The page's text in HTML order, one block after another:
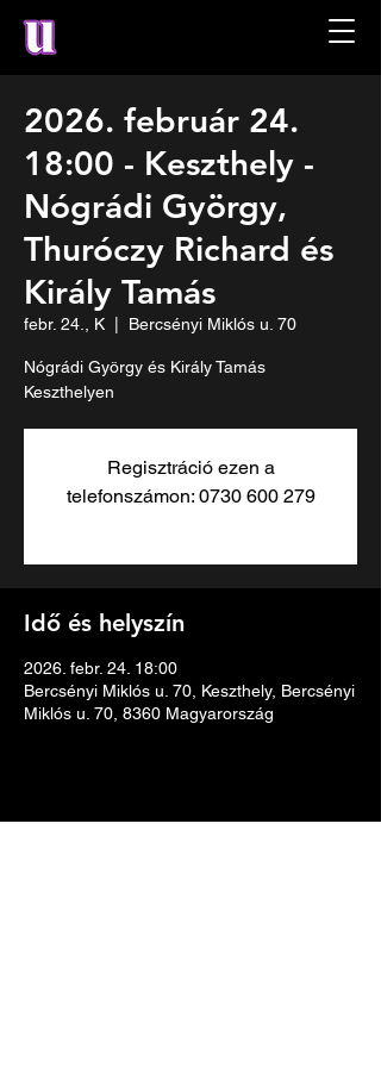
2026. február 24.
18:00 - Keszthely -
Nógrádi György,
Thuróczy Richard és
Király Tamás
febr. 24., K Bercsényi Miklós u. 70
Nógrádi György és Király Tamás
Keszthelyen
Regisztráció ezen a
telefonszámon: 0730 600 279
Idő és helyszín
2026. febr. 24. 18:00
Bercsényi Miklós u. 70, Keszthely, Bercsényi
Miklós u. 70, 8360 Magyarország